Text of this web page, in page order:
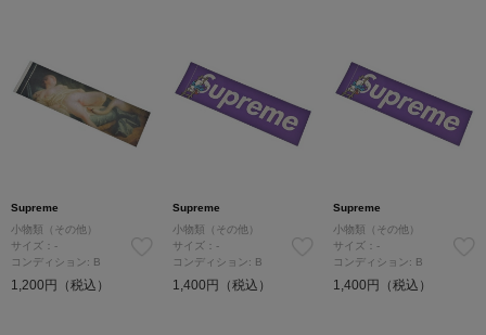
Supreme
小物類（その他）
サイズ：-
コンディション: B
1,200円（税込）
Supreme
小物類（その他）
サイズ：-
コンディション: B
1,400円（税込）
Supreme
小物類（その他）
サイズ：-
コンディション: B
1,400円（税込）